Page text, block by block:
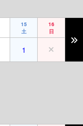
15
土
16
日
1